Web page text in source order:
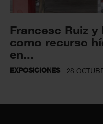
Francesc Ruiz
como recurso
en...
EXPOSICIONES 28